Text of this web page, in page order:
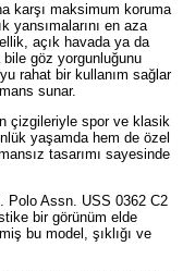
karşı maksimum koruma
yansımalarını en aza
açık havada ya da
bile göz yorgunluğunu
rahat bir kullanım sağlar
sunar.
çizgileriyle spor ve klasik
yaşamda hem de özel
tasarımı sayesinde
Polo Assn. USS 0362 C2
bir görünüm elde
bu model, şıklığı ve